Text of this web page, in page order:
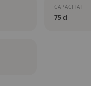
CAPACITAT
75 cl